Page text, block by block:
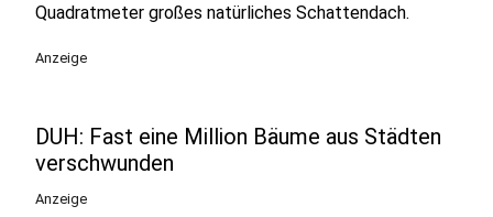
Quadratmeter großes natürliches Schattendach.
Anzeige
DUH: Fast eine Million Bäume aus Städten
verschwunden
Anzeige